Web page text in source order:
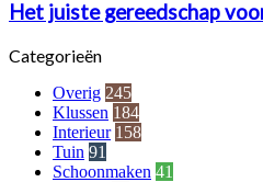
mooi
gereedschap
voor
een
strak
Het juiste gereedschap
Categorieën
Overig 245
Klussen 184
Interieur 158
Tuin 91
Schoonmaken 41